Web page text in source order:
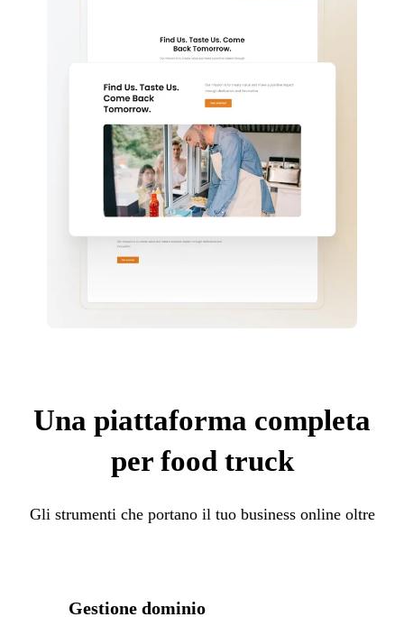
Una piattaforma completa
per food truck
Gli strumenti che portano il tuo business online oltre
Gestione dominio